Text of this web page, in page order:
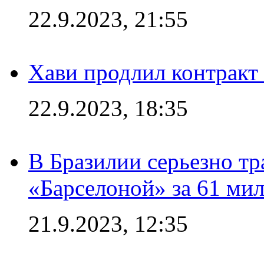
22.9.2023, 21:55
Хави продлил
22.9.2023, 18:35
В Бразилии серьезно
«Барселоной» за 61
21.9.2023, 12:35